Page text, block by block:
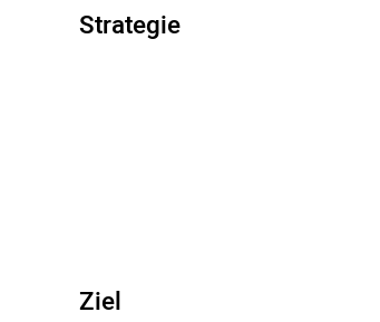
Strategie
Ziel